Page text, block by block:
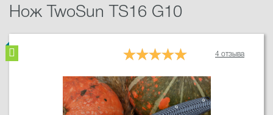
Нож TwoSun TS16 G10
4 отзыва